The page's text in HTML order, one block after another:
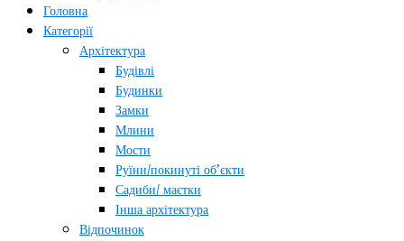
Головна
Категорії
Архітектура
Будівлі
Будинки
Замки
Млини
Мости
Руїни/покинуті об’єкти
Садиби/ маєтки
Інша архітектура
Відпочинок